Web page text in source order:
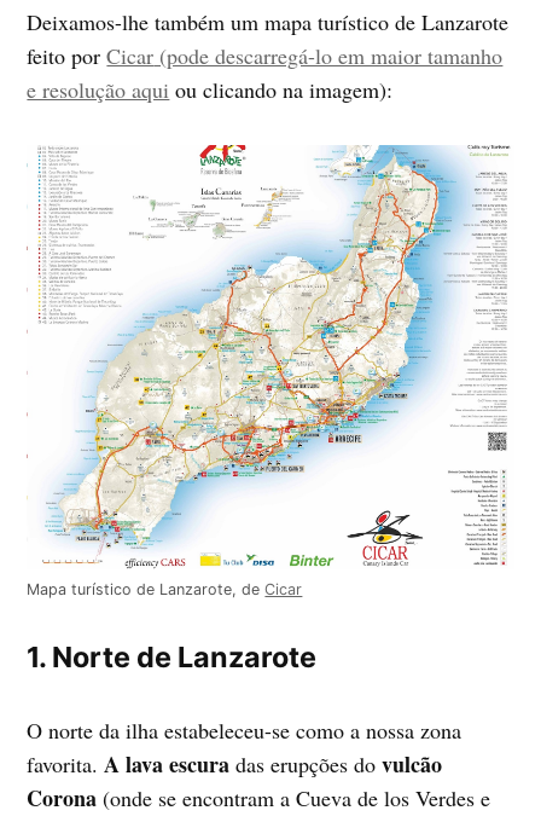
Deixamos-lhe também um mapa turístico de Lanzarote
feito porCicar (pode descarregá-lo em maior tamanho
e resolução aqui ou clicando na imagem):
Mapa turístico de Lanzarote, deCicar
1. Norte de Lanzarote
O norte da ilha estabeleceu-se como a nossa zona
favorita.A lava escura das erupções dovulcão
Corona (onde se encontram a Cueva de los Verdes e